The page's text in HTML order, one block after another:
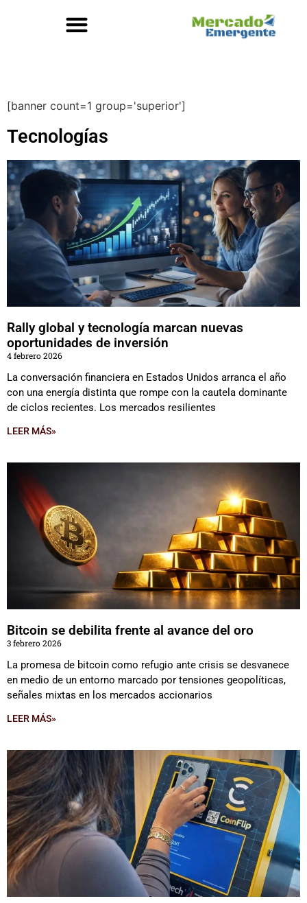
[banner count=1 group='superior']
Tecnologías
Rally global y tecnología marcan nuevas
oportunidades de inversión
4 febrero 2026
La conversación financiera en Estados Unidos arranca el año
con una energía distinta que rompe con la cautela dominante
de ciclos recientes. Los mercados resilientes
LEER MÁS»
Bitcoin se debilita frente al avance del oro
3 febrero 2026
La promesa de bitcoin como refugio ante crisis se desvanece
en medio de un entorno marcado por tensiones geopolíticas,
señales mixtas en los mercados accionarios
LEER MÁS»